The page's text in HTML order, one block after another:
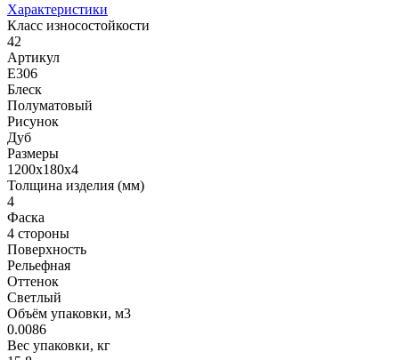
Характеристики
Класс износостойкости
42
Артикул
Е306
Блеск
Полуматовый
Рисунок
Дуб
Размеры
1200х180x4
Толщина изделия (мм)
4
Фаска
4 стороны
Поверхность
Рельефная
Оттенок
Светлый
Объём упаковки, м3
0.0086
Вес упаковки, кг